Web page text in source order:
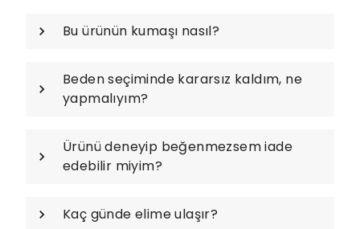
Bu ürünün kumaşı nasıl?
Beden seçiminde kararsız kaldım, ne
yapmalıyım?
Ürünü deneyip beğenmezsem iade
edebilir miyim?
Kaç günde elime ulaşır?